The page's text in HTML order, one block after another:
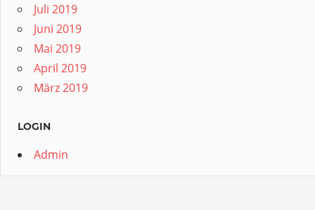
Juli 2019
Juni 2019
Mai 2019
April 2019
März 2019
LOGIN
Admin